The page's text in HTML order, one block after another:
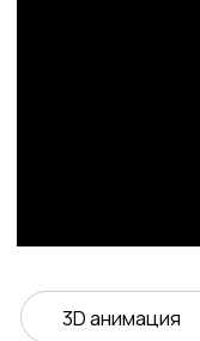
Мероприятие
Компания